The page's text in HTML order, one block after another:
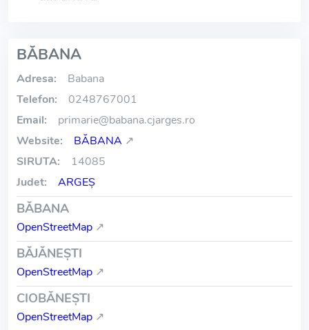
BĂBANA
Adresa:
Babana
Telefon:
0248767001
Email:
primarie@babana.cjarges.ro
Website:
BĂBANA ↗
SIRUTA:
14085
Judet:
ARGEŞ
BĂBANA
OpenStreetMap ↗
BĂJĂNEŞTI
OpenStreetMap ↗
CIOBĂNEŞTI
OpenStreetMap ↗